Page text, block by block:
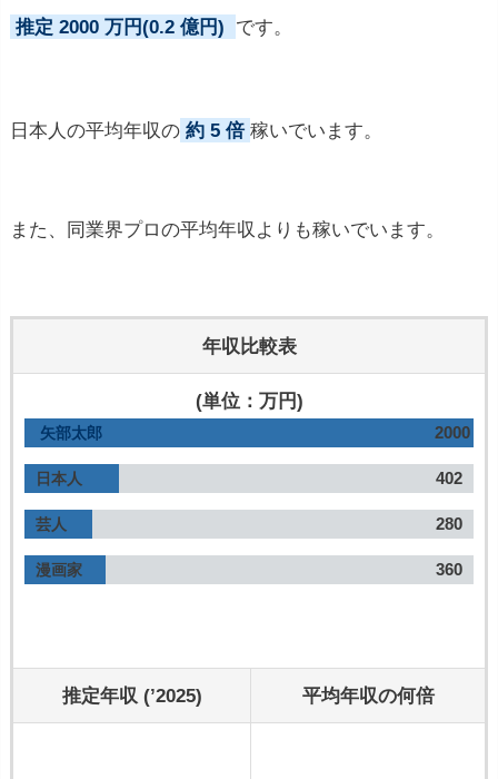
推定 2000 万円(0.2 億円) です。
日本人の平均年収の 約 5 倍 稼いでいます。
また、同業界プロの平均年収よりも稼いでいます。
年収比較表
(単位：万円)
矢部太郎 2000
日本人 402
芸人 280
漫画家 360
推定年収 (’2025) 平均年収の何倍